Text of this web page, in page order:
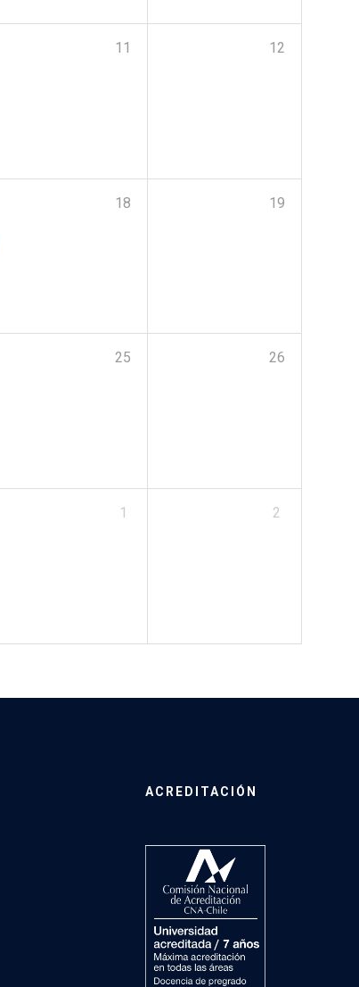
11 12
18 19
25 26
1 2
ACREDITACIÓN